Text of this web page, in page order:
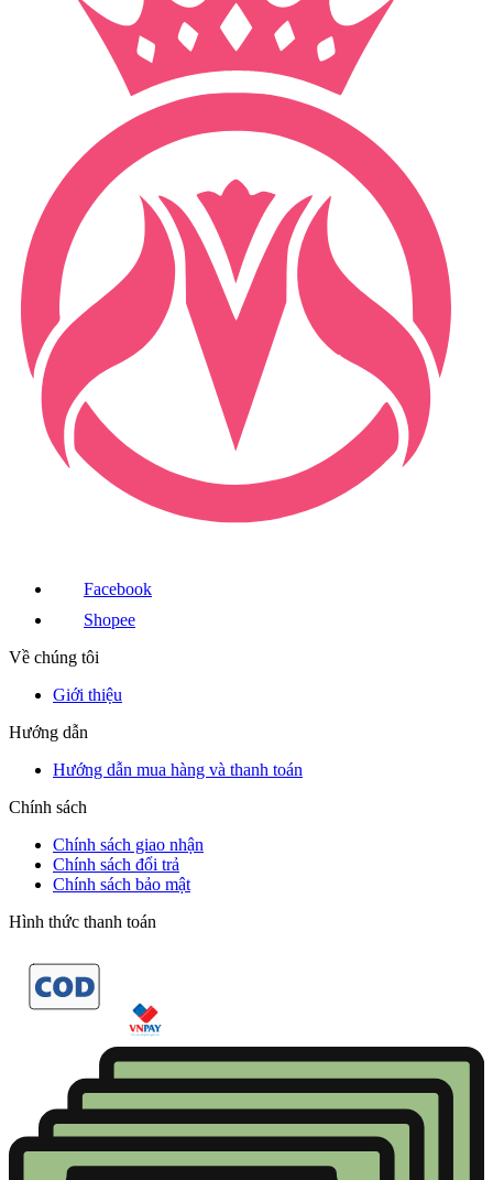
Facebook
Shopee
Về chúng tôi
Giới thiệu
Hướng dẫn
Hướng dẫn mua hàng và thanh toán
Chính sách
Chính sách giao nhận
Chính sách đổi trả
Chính sách bảo mật
Hình thức thanh toán